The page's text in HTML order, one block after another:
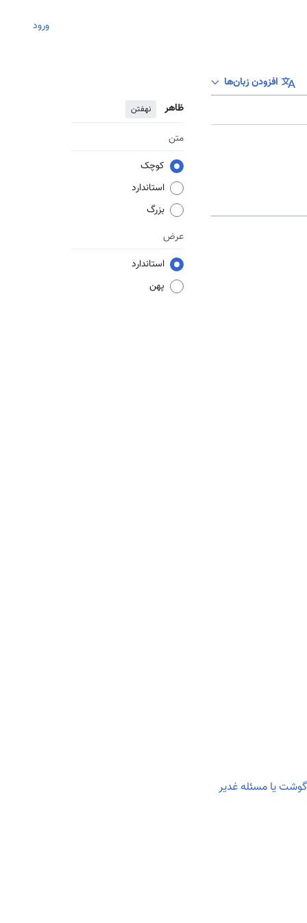
ورود
افزودن زبان‌ها
ظاهر
نهفتن
متن
کوچک
استاندارد
بزرگ
عرض
استاندارد
پهن
گوشت یا مسئله غدیر